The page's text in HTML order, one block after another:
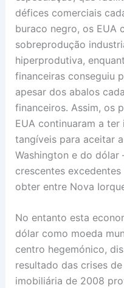
défices comerciais
buraco negro, os EUA
sobreprodução
hiperprodutiva,
financeiras conseguiu
apesar dos abalos
financeiros. Assim, os
EUA continuaram a
tangíveis para aceitar
Washington e do dólar
crescentes
obter entre Nova
No entanto esta
dólar como moeda
centro hegemónico,
resultado das crises
imobiliária de 2008